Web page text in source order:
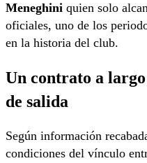
Meneghini quien solo
oficiales, uno de los
en la historia del club.
Un contrato a
de salida
Según información
condiciones del vínculo